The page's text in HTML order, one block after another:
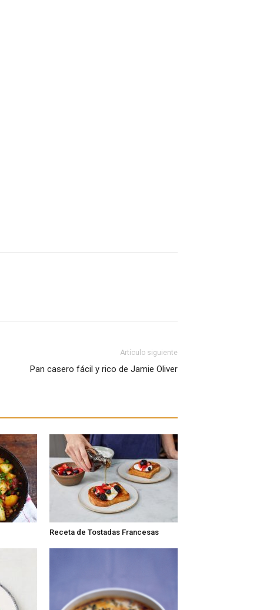
Artículo siguiente
Pan casero fácil y rico de Jamie Oliver
Receta de Tostadas Francesas